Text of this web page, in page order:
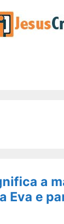
a
Eva e